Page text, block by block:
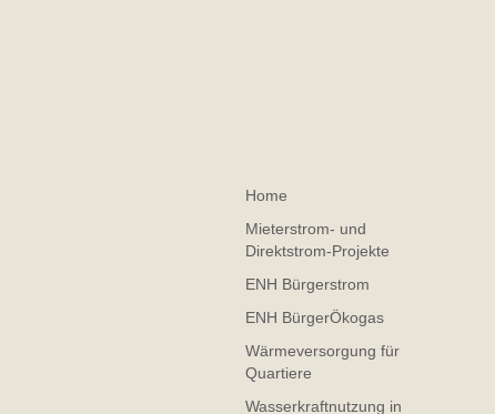
Home
Mieterstrom- und
Direktstrom-Projekte
ENH Bürgerstrom
ENH BürgerÖkogas
Wärmeversorgung für
Quartiere
Wasserkraftnutzung in